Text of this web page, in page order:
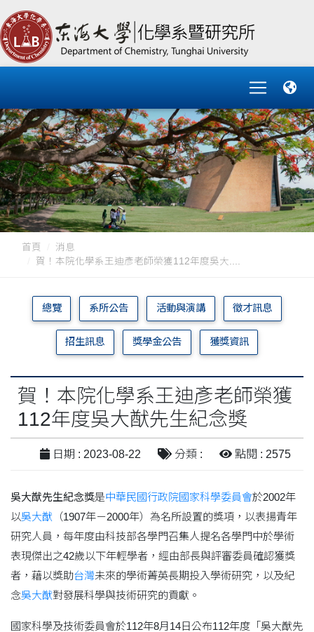
首頁
消息
賀！本院化學系王迪彥老師榮獲112年度吳大....
總覽 系所公告 活動與演講 徵才訊息
招生訊息 獎學金公告 獲獎資訊
賀！本院化學系王迪彥老師榮獲
112年度吳大猷先生紀念獎
日期 : 2023-08-22 分類 : 點閱 : 2575
吳大猷先生紀念獎是中華民國行政院國家科學委員會於2002年
以吳大猷 （1907年－2000年）為名所設置的獎項，以表揚青年
研究人員，每年度由科技部各學門召集人提名各學門中於學術
表現傑出之42歲以下年輕學者，經由部長與評審委員確認獲獎
者，藉以獎助台灣未來的學術菁英長期投入學術研究，以及紀
念吳大猷對發展科學與技術研究的貢獻。
國家科學及技術委員會於112年8月14日公布112年度「吳大猷先